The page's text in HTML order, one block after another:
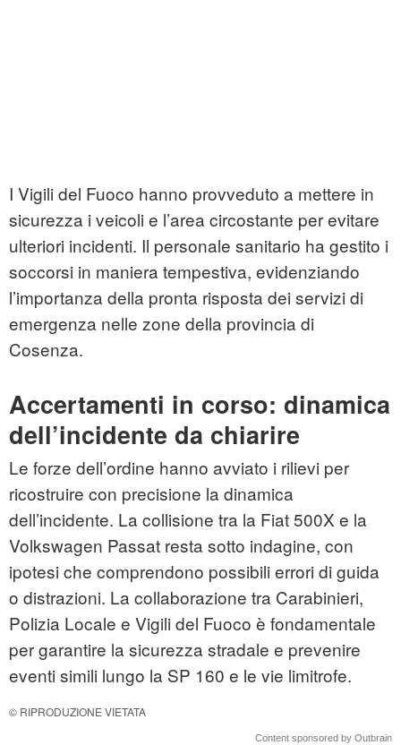
I Vigili del Fuoco hanno provveduto a mettere in
sicurezza i veicoli e l’area circostante per evitare
ulteriori incidenti. Il personale sanitario ha gestito i
soccorsi in maniera tempestiva, evidenziando
l’importanza della pronta risposta dei servizi di
emergenza nelle zone della provincia di
Cosenza.
Accertamenti in corso: dinamica
dell’incidente da chiarire
Le forze dell’ordine hanno avviato i rilievi per
ricostruire con precisione la dinamica
dell’incidente. La collisione tra la Fiat 500X e la
Volkswagen Passat resta sotto indagine, con
ipotesi che comprendono possibili errori di guida
o distrazioni. La collaborazione tra Carabinieri,
Polizia Locale e Vigili del Fuoco è fondamentale
per garantire la sicurezza stradale e prevenire
eventi simili lungo la SP 160 e le vie limitrofe.
© RIPRODUZIONE VIETATA
Content sponsored by Outbrain